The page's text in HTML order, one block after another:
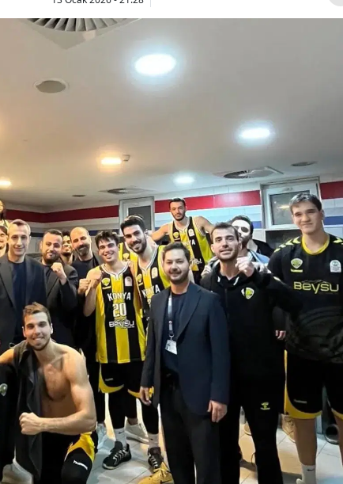
Çanakkale
Çankırı
Çorum
Denizli
Diyarbakır
Edirne
Erzincan
Eskişehir